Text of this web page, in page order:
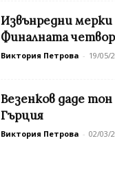
Извънредни мерки
Финалната
Виктория Петрова - 19/05/
Везенков даде
Гърция
Виктория Петрова - 02/03/